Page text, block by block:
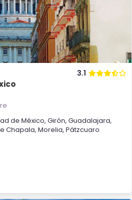
3.1
de México, Girón, Guadalajara,
Chapala, Morelia, Pátzcuaro